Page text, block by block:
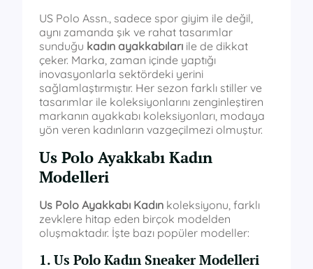
US Polo Assn., sadece spor giyim ile değil,
aynı zamanda şık ve rahat tasarımlar
sunduğu kadın ayakkabıları ile de dikkat
çeker. Marka, zaman içinde yaptığı
inovasyonlarla sektördeki yerini
sağlamlaştırmıştır. Her sezon farklı stiller ve
tasarımlar ile koleksiyonlarını zenginleştiren
markanın ayakkabı koleksiyonları, modaya
yön veren kadınların vazgeçilmezi olmuştur.
Us Polo Ayakkabı Kadın
Modelleri
Us Polo Ayakkabı Kadın koleksiyonu, farklı
zevklere hitap eden birçok modelden
oluşmaktadır. İşte bazı popüler modeller:
1. Us Polo Kadın Sneaker Modelleri